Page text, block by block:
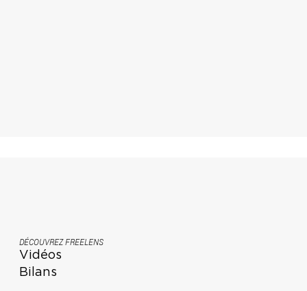
DÉCOUVREZ FREELENS
Vidéos
Bilans